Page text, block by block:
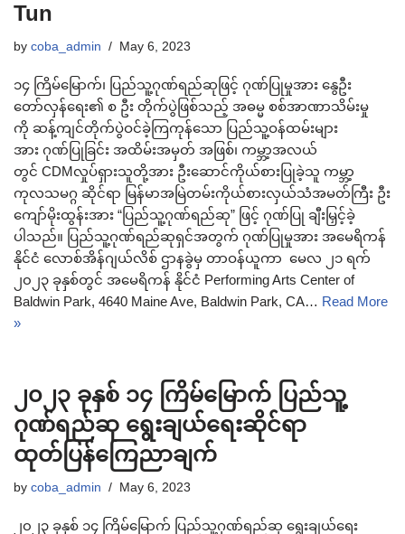
Tun
by coba_admin May 6, 2023
၁၄ ကြိမ်မြောက်၊ ပြည်သူ့ဂုဏ်ရည်ဆုဖြင့် ဂုဏ်ပြုမှုအား နွေဦး
တော်လှန်ရေး၏ စ ဦး တိုက်ပွဲဖြစ်သည့် အဓမ္မ စစ်အာဏာသိမ်းမှု
ကို ဆန့်ကျင်တိုက်ပွဲဝင်ခဲ့ကြကုန်သော ပြည်သူ့ဝန်ထမ်းများ
အား ဂုဏ်ပြုခြင်း အထိမ်းအမှတ် အဖြစ်၊ ကမ္ဘာ့အလယ်
တွင် CDMလှုပ်ရှားသူတို့အား ဦးဆောင်ကိုယ်စားပြုခဲ့သူ ကမ္ဘာ့
ကုလသမဂ္ဂ ဆိုင်ရာ မြန်မာအမြဲတမ်းကိုယ်စားလှယ်သံအမတ်ကြီး ဦး
ကျော်မိုးထွန်းအား “ပြည်သူ့ဂုဏ်ရည်ဆု” ဖြင့် ဂုဏ်ပြု ချီးမြှင့်ခဲ့
ပါသည်။ ပြည်သူ့ဂုဏ်ရည်ဆုရှင်အတွက် ဂုဏ်ပြုမှုအား အမေရိကန်
နိုင်ငံ လောစ်အိန်ဂျယ်လိစ် ဌာနခွဲမှ တာဝန်ယူကာ မေလ ၂၁ ရက်
၂၀၂၃ ခုနှစ်တွင် အမေရိကန် နိုင်ငံ Performing Arts Center of
Baldwin Park, 4640 Maine Ave, Baldwin Park, CA… Read More
»
၂၀၂၃ ခုနှစ် ၁၄ ကြိမ်မြောက် ပြည်သူ့
ဂုဏ်ရည်ဆု ရွေးချယ်ရေးဆိုင်ရာ
ထုတ်ပြန်ကြေညာချက်
by coba_admin May 6, 2023
၂၀၂၃ ခုနှစ် ၁၄ ကြိမ်မြောက် ပြည်သူ့ဂုဏ်ရည်ဆု ရွေးချယ်ရေး